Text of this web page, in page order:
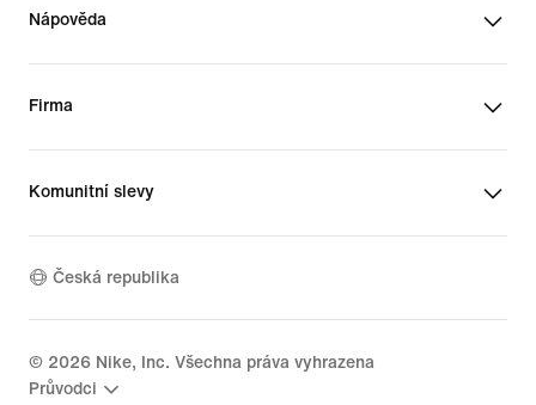
Nápověda
Firma
Komunitní slevy
Česká republika
© 2026 Nike, Inc. Všechna práva vyhrazena
Průvodci